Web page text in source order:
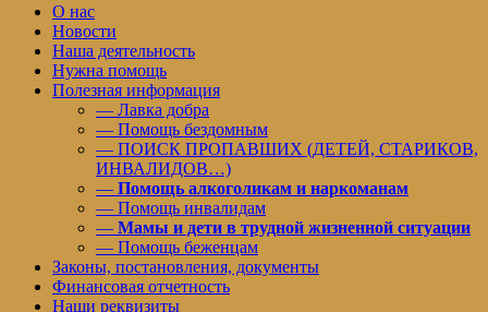
О нас
Новости
Наша деятельность
Нужна помощь
Полезная информация
— Лавка добра
— Помощь бездомным
— ПОИСК ПРОПАВШИХ (ДЕТЕЙ, СТАРИКОВ,
ИНВАЛИДОВ…)
— Помощь алкоголикам и наркоманам
— Помощь инвалидам
— Мамы и дети в трудной жизненной ситуации
— Помощь беженцам
Законы, постановления, документы
Финансовая отчетность
Наши реквизиты